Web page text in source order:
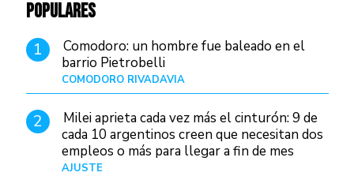
POPULARES
1
Comodoro: un hombre fue baleado en el
barrio Pietrobelli
COMODORO RIVADAVIA
2
Milei aprieta cada vez más el cinturón: 9 de
cada 10 argentinos creen que necesitan dos
empleos o más para llegar a fin de mes
AJUSTE